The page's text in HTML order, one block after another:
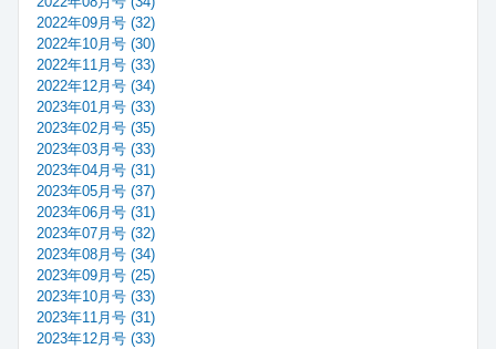
2022年09月号 (32)
2022年10月号 (30)
2022年11月号 (33)
2022年12月号 (34)
2023年01月号 (33)
2023年02月号 (35)
2023年03月号 (33)
2023年04月号 (31)
2023年05月号 (37)
2023年06月号 (31)
2023年07月号 (32)
2023年08月号 (34)
2023年09月号 (25)
2023年10月号 (33)
2023年11月号 (31)
2023年12月号 (33)